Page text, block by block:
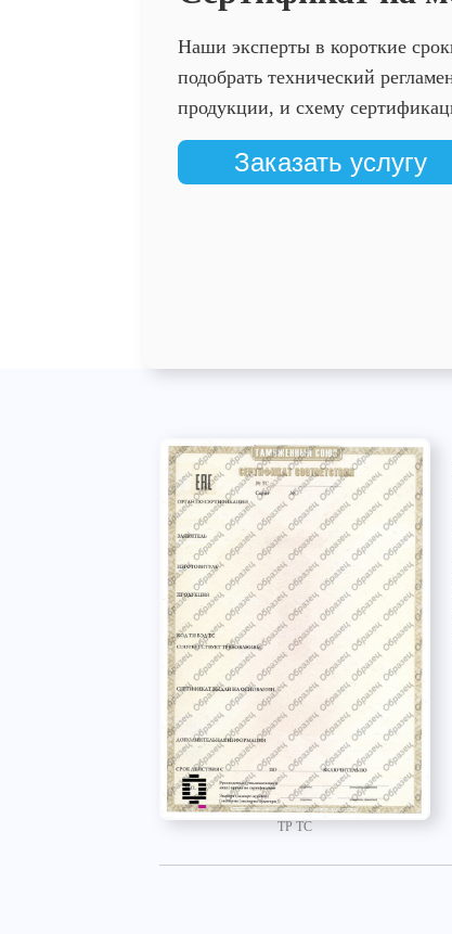
Наши эксперты в короткие
подобрать технический
продукции, и схему
Заказать услугу
ТР ТС